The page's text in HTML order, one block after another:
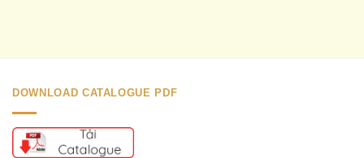
DOWNLOAD CATALOGUE PDF